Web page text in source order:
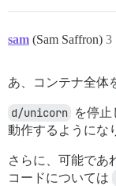
sam (Sam Saffron) 3
あ、コンテナ全体
d/unicorn を停
動作するようにな
さらに、可能であ
コードについては